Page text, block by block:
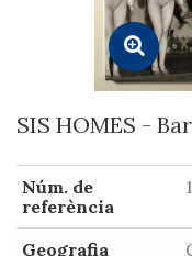
SIS HOMES -
Núm. de
referència
Geografia